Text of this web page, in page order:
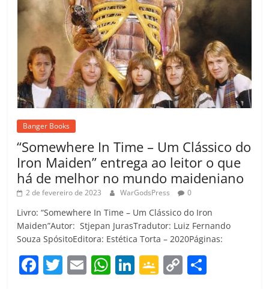
Banger Books
“Somewhere In Time – Um Clássico do
Iron Maiden” entrega ao leitor o que
há de melhor no mundo maideniano
2 de fevereiro de 2023 WarGodsPress 0
Livro: “Somewhere In Time – Um Clássico do Iron
Maiden”Autor: Stjepan JurasTradutor: Luiz Fernando
Souza SpósitoEditora: Estética Torta – 2020Páginas:
F T E W Li G C